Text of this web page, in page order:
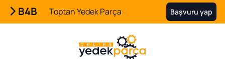
B4B Toptan Yedek Parça Başvuru yap